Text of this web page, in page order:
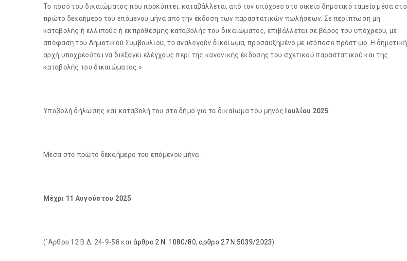
Το ποσό του δικαιώματος που προκύπτει, καταβάλλεται από τον υπόχρεο στο οικείο δημοτικό ταμείο μέσα στο
πρώτο δεκαήμερο του επόμενου μήνα από την έκδοση των παραστατικών πωλήσεων. Σε περίπτωση μη
καταβολής ή ελλιπούς ή εκπρόθεσμης καταβολής του δικαιώματος, επιβάλλεται σε βάρος του υπόχρεου, με
απόφαση του Δημοτικού Συμβουλίου, το αναλογούν δικαίωμα, προσαυξημένο με ισόποσο πρόστιμο. Η δημοτική
αρχή υποχρεούται να διεξάγει ελέγχους περί της κανονικής έκδοσης του σχετικού παραστατικού και της
καταβολής του δικαιώματος.»
Υποβολή δήλωσης και καταβολή του στο δήμο για το δικαίωμα του μηνός Ιουλίου 2025
Μέσα στο πρώτο δεκαήμερο του επόμενου μήνα:
Μέχρι 11 Αυγούστου 2025
(`Αρθρο 12 Β.Δ. 24-9-58 καιάρθρο 2 Ν. 1080/80,άρθρο 27 Ν.5039/2023)